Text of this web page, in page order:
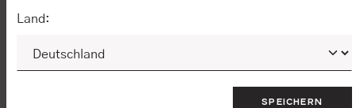
Land:
SPEICHERN